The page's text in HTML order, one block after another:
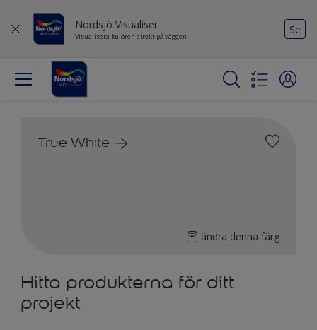
Nordsjö Visualiser
Visualisera kulören direkt på väggen
Se
True White
ändra denna färg
Hitta produkterna för ditt
projekt